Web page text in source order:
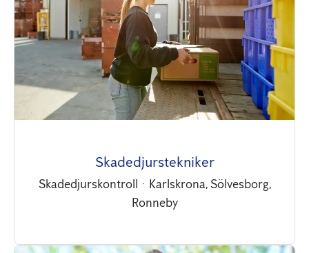
Skadedjurstekniker
Skadedjurskontroll · Karlskrona, Sölvesborg,
Ronneby